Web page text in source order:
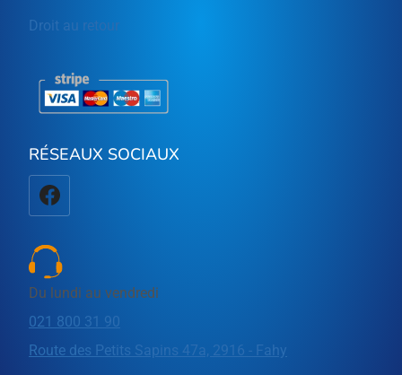
Droit au retour
RÉSEAUX SOCIAUX
Du lundi au vendredi
021 800 31 90
Route des Petits Sapins 47a, 2916 - Fahy